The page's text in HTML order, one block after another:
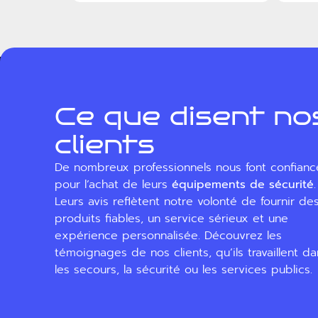
Ce que disent
clients
De nombreux professionnels nous font
pour l’achat de leurséquipements de sécurité.
Leurs avis reflètent notre volonté de fournir des
produits fiables, un service sérieux et une
expérience personnalisée. Découvrez les
témoignages de nos clients, qu’ils travaillent
les secours, la sécurité ou les services publics.